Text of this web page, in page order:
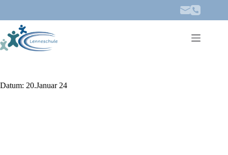
springen
Datum: 20.Januar 24